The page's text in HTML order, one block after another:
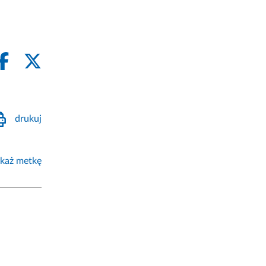
drukuj
metkę